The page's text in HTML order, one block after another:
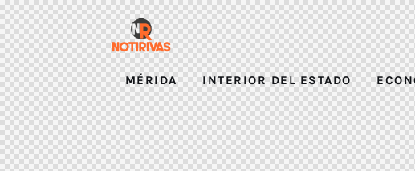
MÉRIDA INTERIOR DEL ESTADO
MÉRIDA INTERIOR